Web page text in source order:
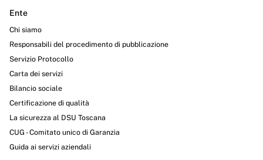
Ente
Chi siamo
Responsabili del procedimento di pubblicazione
Servizio Protocollo
Carta dei servizi
Bilancio sociale
Certificazione di qualità
La sicurezza al DSU Toscana
CUG - Comitato unico di Garanzia
Guida ai servizi aziendali